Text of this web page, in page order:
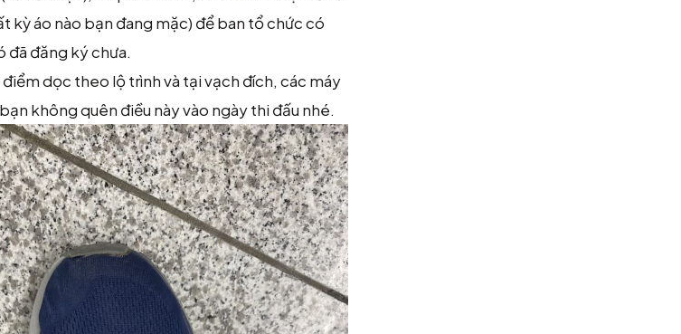
kỳ áo nào bạn đang mặc) để ban tổ chức có
đã đăng ký chưa.
dọc theo lộ trình và tại vạch đích, các máy
không quên điều này vào ngày thi đấu nhé.